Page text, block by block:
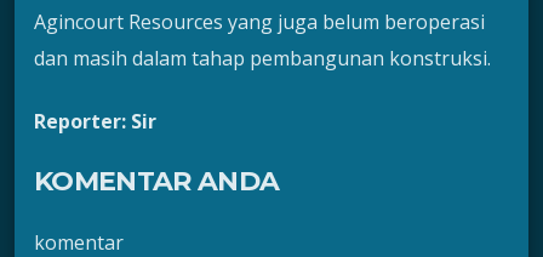
Agincourt Resources yang juga belum beroperasi
dan masih dalam tahap pembangunan konstruksi.
Reporter: Sir
KOMENTAR ANDA
komentar